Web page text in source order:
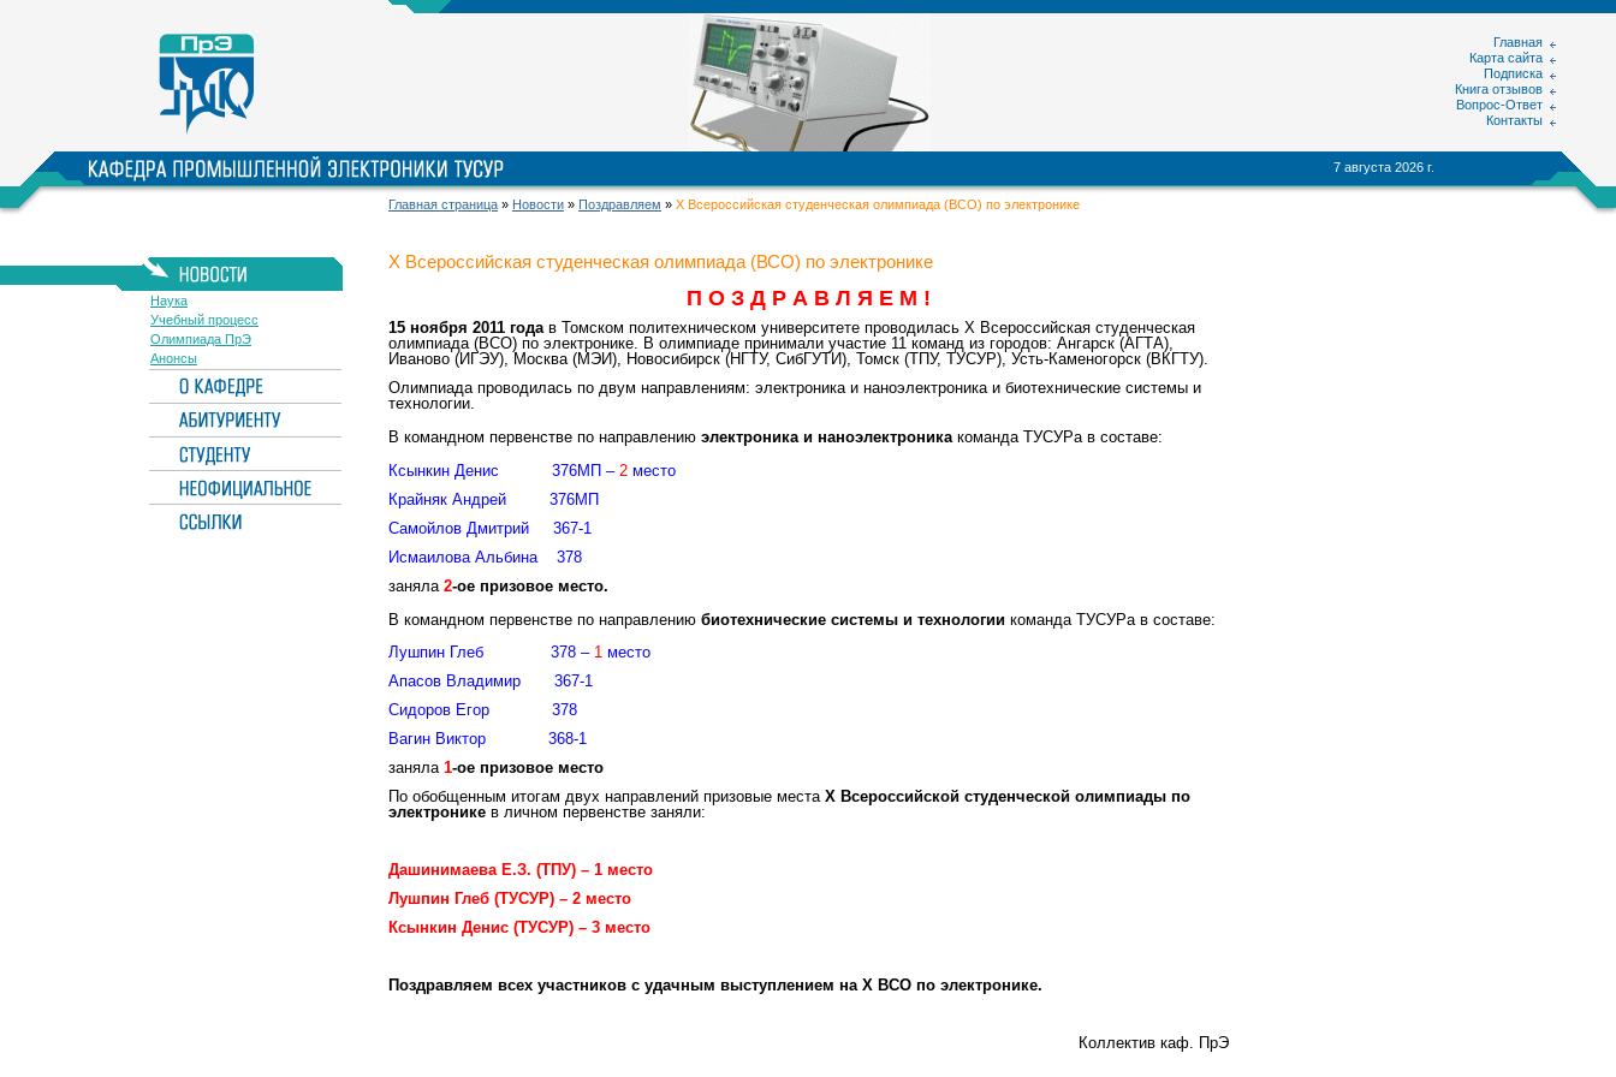
Главная
Карта сайта
Подписка
Книга отзывов
Вопрос-Ответ
Контакты
7 августа 2026 г.
Главная страница » Новости » Поздравляем » Х Всероссийская студенческая олимпиада (ВСО) по электронике
Наука
Учебный процесс
Олимпиада ПрЭ
Анонсы
Х Всероссийская студенческая олимпиада (ВСО) по электронике
П О З Д Р А В Л Я Е М !
15 ноября 2011 годав Томском политехническом университете проводилась Х Всероссийская студенческая
олимпиада (ВСО) по электронике. В олимпиаде принимали участие 11 команд из городов: Ангарск (АГТА),
Иваново (ИГЭУ), Москва (МЭИ), Новосибирск (НГТУ, СибГУТИ), Томск (ТПУ, ТУСУР), Усть-Каменогорск (ВКГТУ).
Олимпиада проводилась по двум направлениям: электроника и наноэлектроника и биотехнические системы и
технологии.
В командном первенстве по направлению электроника и наноэлектроникакоманда ТУСУРа в составе:
Ксынкин Денис 376МП – 2 место
Крайняк Андрей 376МП
Самойлов Дмитрий 367-1
Исмаилова Альбина 378
заняла 2-ое призовое место.
В командном первенстве по направлению биотехнические системы и технологии команда ТУСУРа в составе:
Лушпин Глеб 378 – 1 место
Апасов Владимир 367-1
Сидоров Егор 378
Вагин Виктор 368-1
заняла 1-ое призовое место
По обобщенным итогам двух направлений призовые места X Всероссийской студенческой олимпиады по
электронике в личном первенстве заняли:
Дашинимаева Е.З. (ТПУ) – 1 место
Лушпин Глеб (ТУСУР) – 2 место
Ксынкин Денис (ТУСУР) – 3 место
Поздравляем всех участников с удачным выступлением на Х ВСО по электронике.
Коллектив каф. ПрЭ